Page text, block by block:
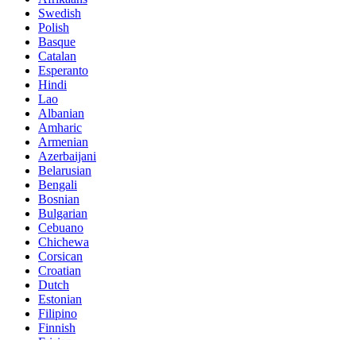
Swedish
Polish
Basque
Catalan
Esperanto
Hindi
Lao
Albanian
Amharic
Armenian
Azerbaijani
Belarusian
Bengali
Bosnian
Bulgarian
Cebuano
Chichewa
Corsican
Croatian
Dutch
Estonian
Filipino
Finnish